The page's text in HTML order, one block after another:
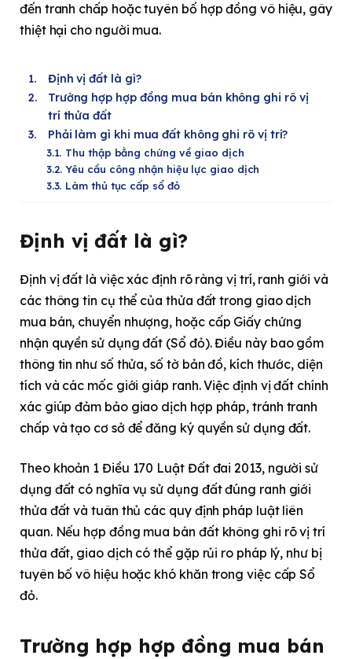
đến tranh chấp hoặc tuyên bố hợp đồng vô hiệu, gây
thiệt hại cho người mua.
Định vị đất là gì?
Trường hợp hợp đồng mua bán không ghi rõ vị
trí thửa đất
Phải làm gì khi mua đất không ghi rõ vị trí?
Thu thập bằng chứng về giao dịch
Yêu cầu công nhận hiệu lực giao dịch
Làm thủ tục cấp sổ đỏ
Định vị đất là gì?
Định vị đất là việc xác định rõ ràng vị trí, ranh giới và
các thông tin cụ thể của thửa đất trong giao dịch
mua bán, chuyển nhượng, hoặc cấp Giấy chứng
nhận quyền sử dụng đất (Sổ đỏ). Điều này bao gồm
thông tin như số thửa, số tờ bản đồ, kích thước, diện
tích và các mốc giới giáp ranh. Việc định vị đất chính
xác giúp đảm bảo giao dịch hợp pháp, tránh tranh
chấp và tạo cơ sở để đăng ký quyền sử dụng đất.
Theo khoản 1 Điều 170 Luật Đất đai 2013, người sử
dụng đất có nghĩa vụ sử dụng đất đúng ranh giới
thửa đất và tuân thủ các quy định pháp luật liên
quan. Nếu hợp đồng mua bán đất không ghi rõ vị trí
thửa đất, giao dịch có thể gặp rủi ro pháp lý, như bị
tuyên bố vô hiệu hoặc khó khăn trong việc cấp Sổ
đỏ.
Trường hợp hợp đồng mua bán